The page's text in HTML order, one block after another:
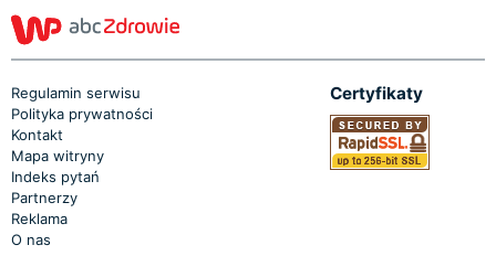
Regulamin serwisu
Polityka prywatności
Kontakt
Mapa witryny
Indeks pytań
Partnerzy
Reklama
O nas
Certyfikaty